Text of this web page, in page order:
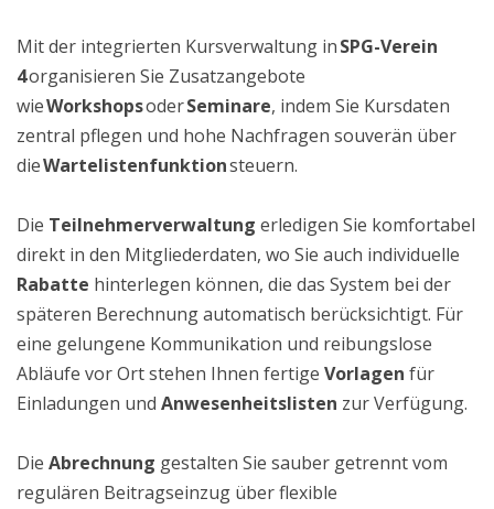
Mit der integrierten Kursverwaltung inSPG-Verein
4organisieren Sie Zusatzangebote
wieWorkshopsoderSeminare, indem Sie Kursdaten
zentral pflegen und hohe Nachfragen souverän über
dieWartelistenfunktionsteuern.
Die Teilnehmerverwaltung erledigen Sie komfortabel
direkt in den Mitgliederdaten, wo Sie auch individuelle
Rabatte hinterlegen können, die das System bei der
späteren Berechnung automatisch berücksichtigt. Für
eine gelungene Kommunikation und reibungslose
Abläufe vor Ort stehen Ihnen fertige Vorlagen für
Einladungen und Anwesenheitslisten zur Verfügung.
Die Abrechnung gestalten Sie sauber getrennt vom
regulären Beitragseinzug über flexible